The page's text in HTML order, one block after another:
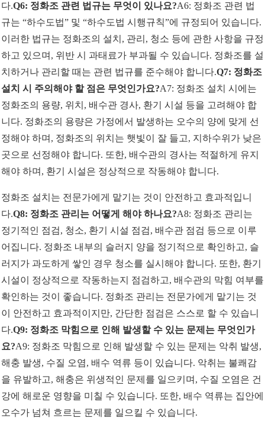
다.Q6: 정화조 관련 법규는 무엇이 있나요?A6: 정화조 관련 법
규는 “하수도법” 및 “하수도법 시행규칙”에 규정되어 있습니다.
이러한 법규는 정화조의 설치, 관리, 청소 등에 관한 사항을 규정
하고 있으며, 위반 시 과태료가 부과될 수 있습니다. 정화조를 설
치하거나 관리할 때는 관련 법규를 준수해야 합니다.Q7: 정화조
설치 시 주의해야 할 점은 무엇인가요?A7: 정화조 설치 시에는
정화조의 용량, 위치, 배수관 경사, 환기 시설 등을 고려해야 합
니다. 정화조의 용량은 가정에서 발생하는 오수의 양에 맞게 선
정해야 하며, 정화조의 위치는 햇빛이 잘 들고, 지하수위가 낮은
곳으로 선정해야 합니다. 또한, 배수관의 경사는 적절하게 유지
해야 하며, 환기 시설은 정상적으로 작동해야 합니다.
정화조 설치는 전문가에게 맡기는 것이 안전하고 효과적입니
다.Q8: 정화조 관리는 어떻게 해야 하나요?A8: 정화조 관리는
정기적인 점검, 청소, 환기 시설 점검, 배수관 점검 등으로 이루
어집니다. 정화조 내부의 슬러지 양을 정기적으로 확인하고, 슬
러지가 과도하게 쌓인 경우 청소를 실시해야 합니다. 또한, 환기
시설이 정상적으로 작동하는지 점검하고, 배수관의 막힘 여부를
확인하는 것이 좋습니다. 정화조 관리는 전문가에게 맡기는 것
이 안전하고 효과적이지만, 간단한 점검은 스스로 할 수 있습니
다.Q9: 정화조 막힘으로 인해 발생할 수 있는 문제는 무엇인가
요?A9: 정화조 막힘으로 인해 발생할 수 있는 문제는 악취 발생,
해충 발생, 수질 오염, 배수 역류 등이 있습니다. 악취는 불쾌감
을 유발하고, 해충은 위생적인 문제를 일으키며, 수질 오염은 건
강에 해로운 영향을 미칠 수 있습니다. 또한, 배수 역류는 집안에
오수가 넘쳐 흐르는 문제를 일으킬 수 있습니다.